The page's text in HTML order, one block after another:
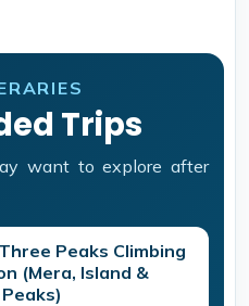
Trips
want to explore after
Peaks Climbing
(Mera, Island &